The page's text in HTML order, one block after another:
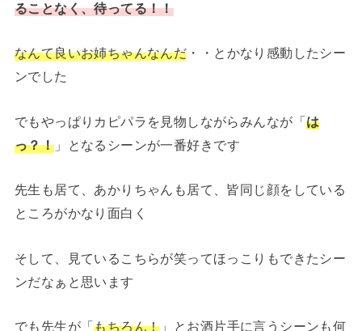
ることなく、待ってる！！
なんて良いお姉ちゃんなんだ ・・とかなり感動したシー
ンでした
でもやっぱりカピパラを見物しながらみんなが「は
っ？！ 」となるシーンが一番好きです
先生も居て、あかりちゃんも居て、皆同じ顔をしている
ところがかなり面白く
そして、見ているこちらが笑ってほっこりもできたシー
ンだなぁと思います
でも先生が「もちろん！ 」とお酒片手に言うシーンも何